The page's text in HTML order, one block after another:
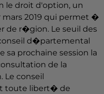
droit d'option, un
mars 2019 qui permet �
de r�gion. Le seuil des
d�partemental
prochaine session la
de la
conseil
toute libert� de